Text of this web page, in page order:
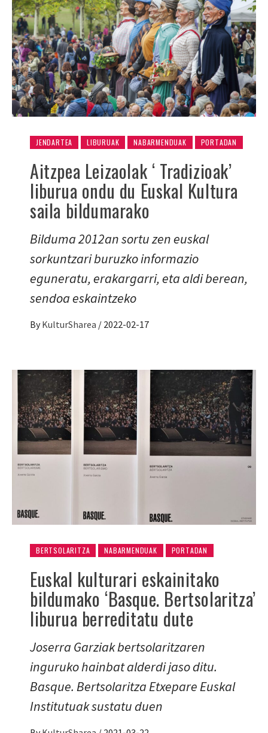
JENDARTEA LIBURUAK NABARMENDUAK PORTADAN
Aitzpea Leizaolak ‘ Tradizioak’
liburua ondu du Euskal Kultura
saila bildumarako
Bilduma 2012an sortu zen euskal
sorkuntzari buruzko informazio
eguneratu, erakargarri, eta aldi berean,
sendoa eskaintzeko
By KulturSharea / 2022-02-17
BERTSOLARITZA NABARMENDUAK PORTADAN
Euskal kulturari eskainitako
bildumako ‘Basque. Bertsolaritza’
liburua berreditatu dute
Joserra Garziak bertsolaritzaren
inguruko hainbat alderdi jaso ditu.
Basque. Bertsolaritza Etxepare Euskal
Institutuak sustatu duen